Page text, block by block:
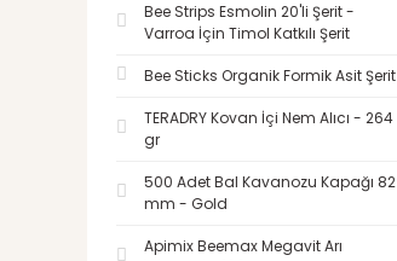
Bee Strips Esmolin 20'li Şerit -
Varroa İçin Timol Katkılı Şerit
Bee Sticks Organik Formik Asit Şerit
TERADRY Kovan İçi Nem Alıcı - 264
gr
500 Adet Bal Kavanozu Kapağı 82
mm - Gold
Apimix Beemax Megavit Arı